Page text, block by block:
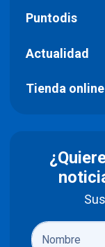
Puntodis
Actualidad
Tienda online